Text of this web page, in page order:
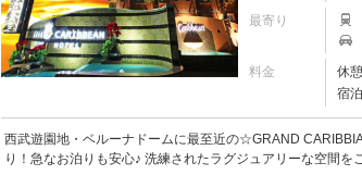
最寄り
料金 休憩
宿泊
西武遊園地・ベルーナドームに最至近の☆GRAND
り！急なお泊りも安心♪ 洗練されたラグジュアリーな空間を